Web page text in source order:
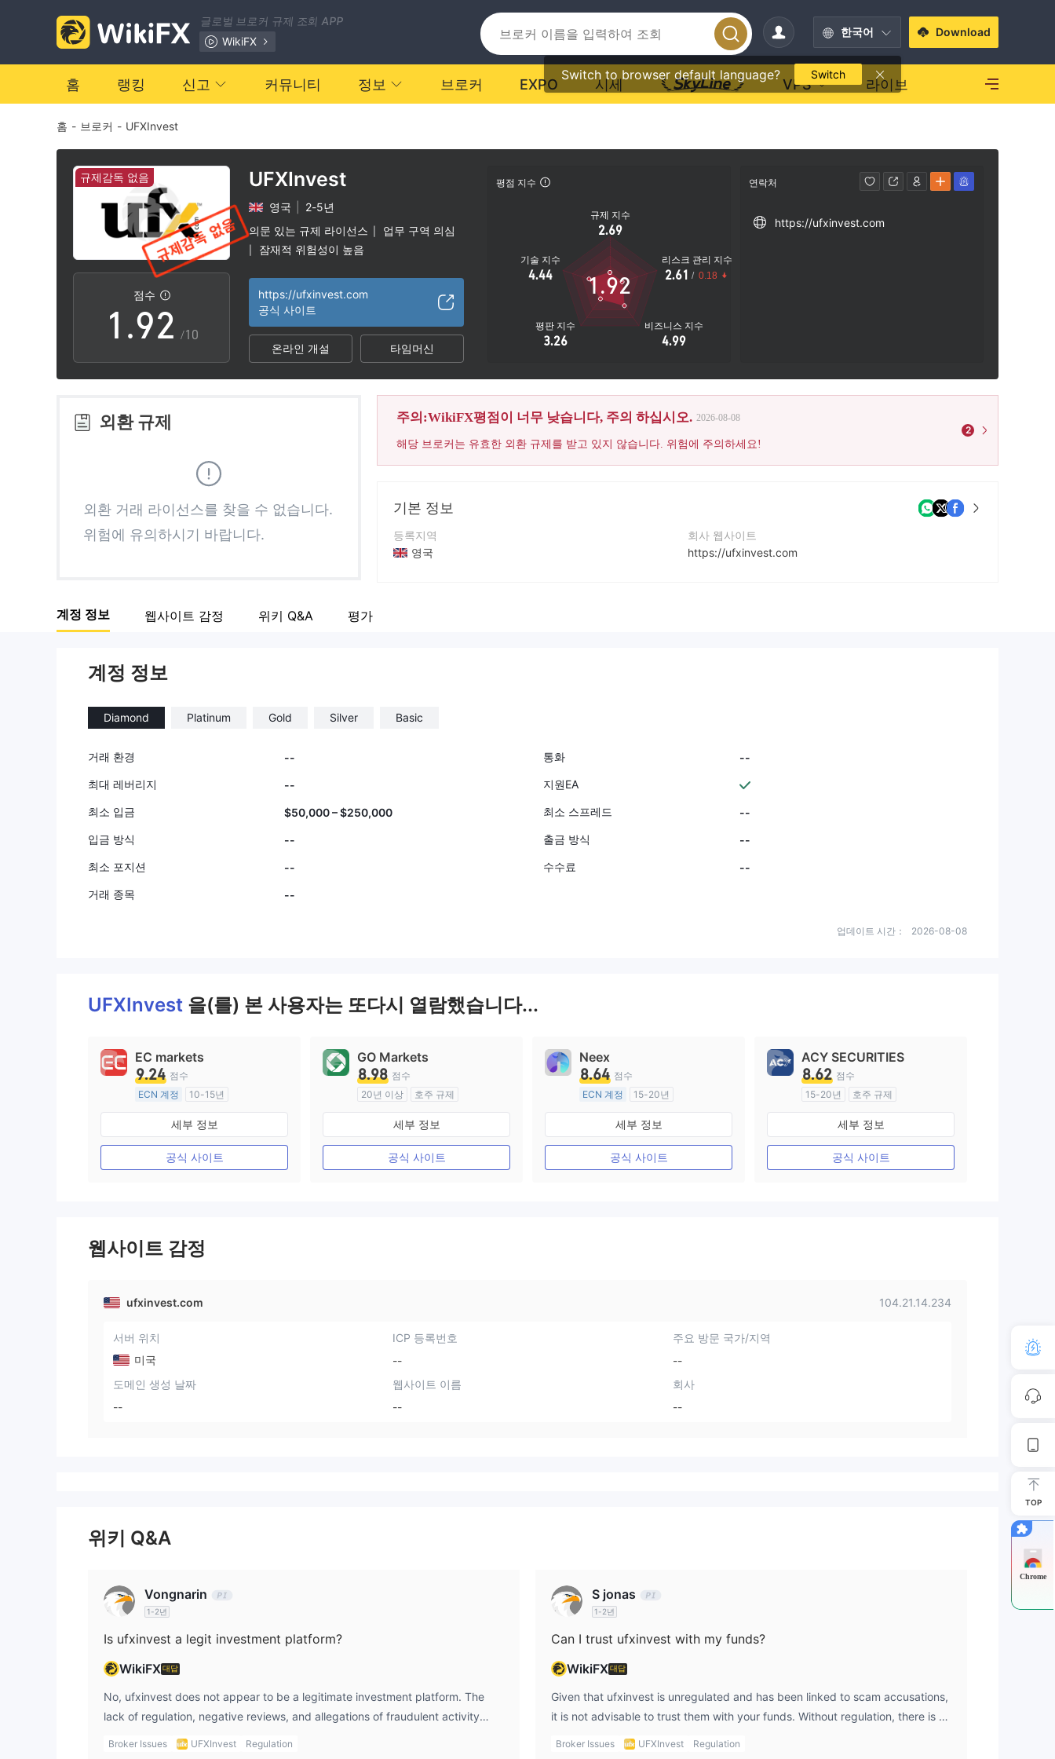
글로벌 브로커 규제 조회 APP
WikiFX
한국어
Switch to browser default language? Switch
Download
홈 랭킹 신고 커뮤니티 정보 브로커 EXPO 시세 VPS 라이브
홈 - 브로커 - UFXInvest
규제감독 없음
점수
0
1
2
3
5
6
7
8
9
.
3
4
5
6
7
8
9
0
1
2
3
4
6
7
8
/10
UFXInvest
영국
2-5년
의문 있는 규제 라이선스
업무 구역 의심
잠재적 위험성이 높음
https://ufxinvest.com
공식 사이트
온라인 개설 타임머신
평점 지수
규제 지수
2.69
기술 지수
4.44
평판 지수
3.26
비즈니스 지수
4.99
리스크 관리 지수
2.61 / 0.18
1.92
연락처
https://ufxinvest.com
외환 규제
외환 거래 라이선스를 찾을 수 없습니다.
위험에 유의하시기 바랍니다.
주의:WikiFX평점이 너무 낮습니다, 주의 하십시오. 2026-08-08
해당 브로커는 유효한 외환 규제를 받고 있지 않습니다. 위험에 주의하세요!
2
기본 정보
등록지역
영국
회사 웹사이트
https://ufxinvest.com
계정 정보 웹사이트 감정 위키 Q&A 평가
계정 정보
Diamond Platinum Gold Silver Basic
거래 환경 -- 통화
--
최대 레버리지
-- 지원EA
최소 입금 $50,000 – $250,000 최소 스프레드
--
입금 방식
-- 출금 방식
--
최소 포지션
-- 수수료
--
거래 종목
--
업데이트 시간： 2026-08-08
UFXInvest 을(를) 본 사용자는 또다시 열람했습니다...
EC markets
9.24 점수
ECN 계정
10-15년
호주 규제
외환 거래 라이선스 (MM)
마스터 레이블 MT4
세부 정보
공식 사이트
GO Markets
8.98 점수
20년 이상
호주 규제
외환 거래 라이선스 (MM)
cTrader세부 정보
공식 사이트
Neex
8.64 점수
ECN 계정
15-20년
호주 규제
외환 거래 라이선스 (MM)
마스터 레이블 MT4
세부 정보
공식 사이트
ACY SECURITIES
8.62 점수
15-20년
호주 규제
외환 거래 라이선스 (MM)
마스터 레이블 MT4
세부 정보
공식 사이트
웹사이트 감정
ufxinvest.com 104.21.14.234
서버 위치
미국
ICP 등록번호
--
주요 방문 국가/지역
--
도메인 생성 날짜
--
웹사이트 이름
--
회사
--
위키 Q&A
Vongnarin
1-2년
Is ufxinvest a legit investment platform?
WikiFX대답
No, ufxinvest does not appear to be a legitimate investment platform. The
lack of regulation, negative reviews, and allegations of fraudulent activity
suggest that ufxinvest is not a reliable or trustworthy broker. Legitimate
Broker Issues UFXInvest Regulation
S jonas
1-2년
Can I trust ufxinvest with my funds?
WikiFX대답
Given that ufxinvest is unregulated and has been linked to scam accusations,
it is not advisable to trust them with your funds. Without regulation, there is no
guarantee that your money will be safe or that the broker will operate
Broker Issues UFXInvest Regulation
TOP
Chrome